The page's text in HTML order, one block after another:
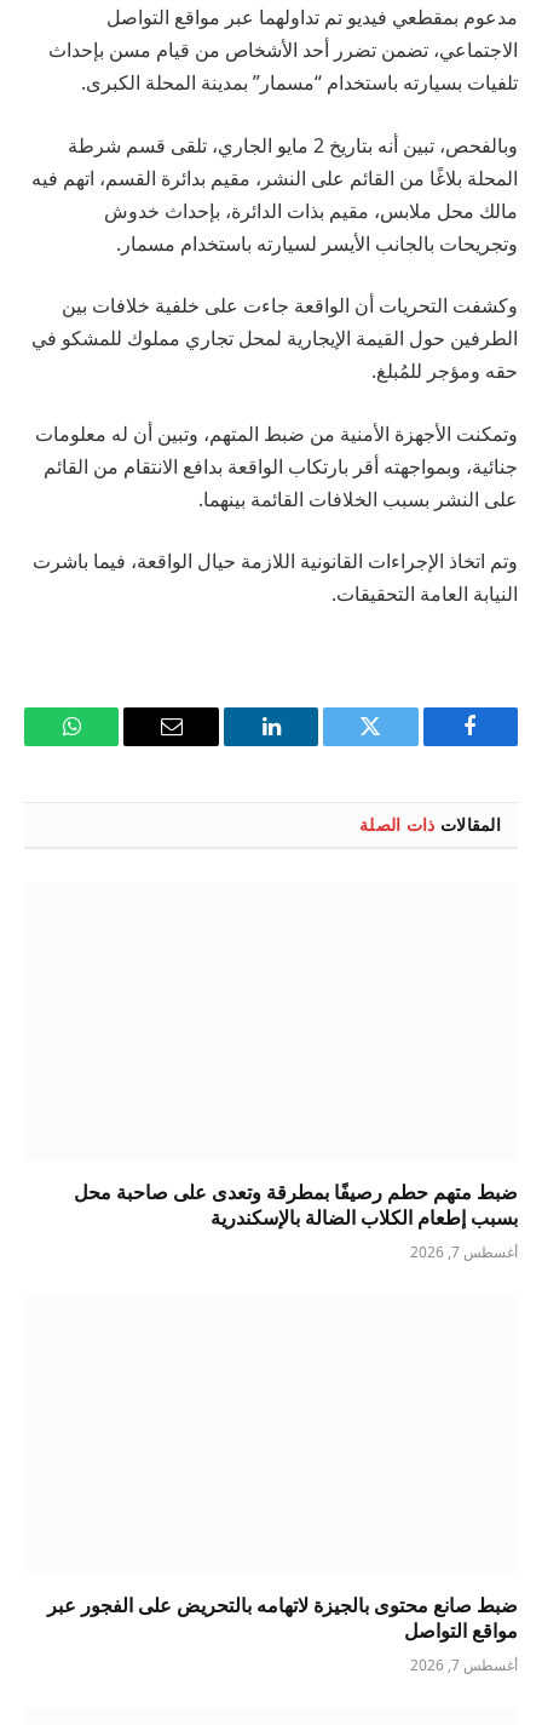
مدعوم بمقطعي فيديو تم تداولهما عبر مواقع التواصل
الاجتماعي، تضمن تضرر أحد الأشخاص من قيام مسن بإحداث
تلفيات بسيارته باستخدام “مسمار” بمدينة المحلة الكبرى.
وبالفحص، تبين أنه بتاريخ 2 مايو الجاري، تلقى قسم شرطة
المحلة بلاغًا من القائم على النشر، مقيم بدائرة القسم، اتهم فيه
مالك محل ملابس، مقيم بذات الدائرة، بإحداث خدوش
وتجريحات بالجانب الأيسر لسيارته باستخدام مسمار.
وكشفت التحريات أن الواقعة جاءت على خلفية خلافات بين
الطرفين حول القيمة الإيجارية لمحل تجاري مملوك للمشكو في
حقه ومؤجر للمُبلغ.
وتمكنت الأجهزة الأمنية من ضبط المتهم، وتبين أن له معلومات
جنائية، وبمواجهته أقر بارتكاب الواقعة بدافع الانتقام من القائم
على النشر بسبب الخلافات القائمة بينهما.
وتم اتخاذ الإجراءات القانونية اللازمة حيال الواقعة، فيما باشرت
النيابة العامة التحقيقات.
فيسبوك تويتر لينكدإن
البريد
واتساب
المقالات ذات الصلة
ضبط متهم حطم رصيفًا بمطرقة وتعدى على صاحبة محل
بسبب إطعام الكلاب الضالة بالإسكندرية
أغسطس 7, 2026
ضبط صانع محتوى بالجيزة لاتهامه بالتحريض على الفجور عبر
مواقع التواصل
أغسطس 7, 2026